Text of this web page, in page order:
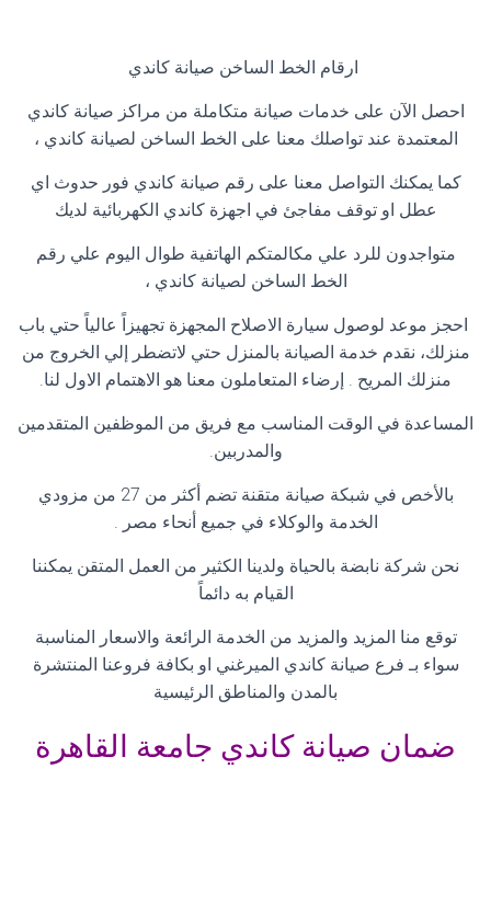
ارقام الخط الساخن صيانة كاندي
احصل الآن على خدمات صيانة متكاملة من مراكز صيانة كاندي
المعتمدة عند تواصلك معنا على الخط الساخن لصيانة كاندي ،
كما يمكنك التواصل معنا على رقم صيانة كاندي فور حدوث اي
عطل او توقف مفاجئ في اجهزة كاندي الكهربائية لديك
متواجدون للرد علي مكالمتكم الهاتفية طوال اليوم علي رقم
الخط الساخن لصيانة كاندي ،
احجز موعد لوصول سيارة الاصلاح المجهزة تجهيزاً عالياً حتي باب
منزلك، نقدم خدمة الصيانة بالمنزل حتي لاتضطر إلي الخروج من
منزلك المريح . إرضاء المتعاملون معنا هو الاهتمام الاول لنا.
المساعدة في الوقت المناسب مع فريق من الموظفين المتقدمين
والمدربين.
بالأخص في شبكة صيانة متقنة تضم أكثر من 27 من مزودي
الخدمة والوكلاء في جميع أنحاء مصر .
نحن شركة نابضة بالحياة ولدينا الكثير من العمل المتقن يمكننا
القيام به دائماً
توقع منا المزيد والمزيد من الخدمة الرائعة والاسعار المناسبة
سواء بـ فرع صيانة كاندي الميرغني او بكافة فروعنا المنتشرة
بالمدن والمناطق الرئيسية
ضمان صيانة كاندي جامعة القاهرة